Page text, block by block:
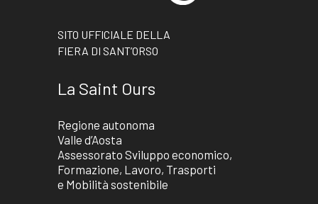
SITO UFFICIALE DELLA
FIERA DI SANT’ORSO
La Saint Ours
Regione autonoma
Valle d’Aosta
Assessorato Sviluppo economico,
Formazione, Lavoro, Trasporti
e Mobilità sostenibile